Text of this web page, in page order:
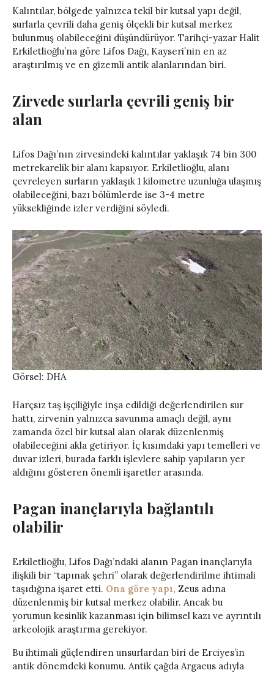
Kalıntılar, bölgede yalnızca tekil bir kutsal yapı değil,
surlarla çevrili daha geniş ölçekli bir kutsal merkez
bulunmuş olabileceğini düşündürüyor. Tarihçi-yazar Halit
Erkiletlioğlu’na göre Lifos Dağı, Kayseri’nin en az
araştırılmış ve en gizemli antik alanlarından biri.
Zirvede surlarla çevrili geniş bir
alan
Lifos Dağı’nın zirvesindeki kalıntılar yaklaşık 74 bin 300
metrekarelik bir alanı kapsıyor. Erkiletlioğlu, alanı
çevreleyen surların yaklaşık 1 kilometre uzunluğa ulaşmış
olabileceğini, bazı bölümlerde ise 3-4 metre
yüksekliğinde izler verdiğini söyledi.
Görsel: DHA
Harçsız taş işçiliğiyle inşa edildiği değerlendirilen sur
hattı, zirvenin yalnızca savunma amaçlı değil, aynı
zamanda özel bir kutsal alan olarak düzenlenmiş
olabileceğini akla getiriyor. İç kısımdaki yapı temelleri ve
duvar izleri, burada farklı işlevlere sahip yapıların yer
aldığını gösteren önemli işaretler arasında.
Pagan inançlarıyla bağlantılı
olabilir
Erkiletlioğlu, Lifos Dağı’ndaki alanın Pagan inançlarıyla
ilişkili bir “tapınak şehri” olarak değerlendirilme ihtimali
taşıdığına işaret etti. Ona göre yapı, Zeus adına
düzenlenmiş bir kutsal merkez olabilir. Ancak bu
yorumun kesinlik kazanması için bilimsel kazı ve ayrıntılı
arkeolojik araştırma gerekiyor.
Bu ihtimali güçlendiren unsurlardan biri de Erciyes’in
antik dönemdeki konumu. Antik çağda Argaeus adıyla